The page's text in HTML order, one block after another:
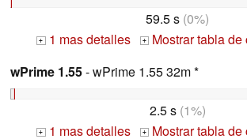
59.5 s (0%)
+ 1 mas detalles +
Mostrar tabla
wPrime 1.55- wPrime 1.55 32m *
2.5 s(1%)
+ 1 mas detalles +
Mostrar tabla